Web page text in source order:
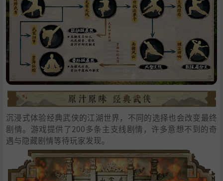
沉浸式体验经典武侠的江湖世界，不同的选择也会改变最终
剧情。游戏提供了200多条主支线剧情，许多意想不到的奇
遇与隐藏剧情等待玩家发现。